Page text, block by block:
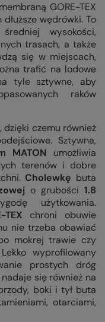
GORE-TEX
wędrówki. To
wysokości,
trasach, a także
się w miejscach,
trafić na lodowe
tyle sztywne, aby
raków
dzięki czemu również
Sztywna,
MATON umożliwia
terenów i dobre
Cholewkę buta
o grubości1.8
użytkowania.
TEX chroni obuwie
nie trzeba obawiać
mokrej trawie czy
Lekko wyprofilowany
prostych dróg
się również na
boki i tył buta
otarciami,